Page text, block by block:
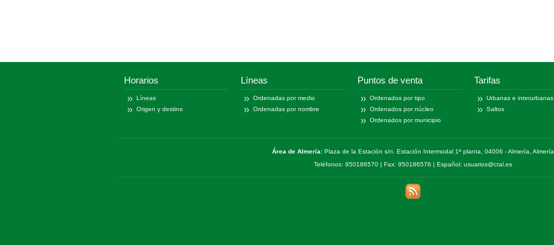
Horarios
Líneas
Origen y destino
Líneas
Ordenadas por medio
Ordenadas por nombre
Puntos de venta
Ordenados por tipo
Ordenados por núcleo
Ordenados por municipio
Tarifas
Urbanas e interurbanas
Saltos
Área de Almería:Plaza de la Estación s/n. Estación Intermodal 1ª planta, 04006 - Almería, Almería
Teléfonos: 950186570 | Fax: 950186576 | Español: usuarios@ctal.es